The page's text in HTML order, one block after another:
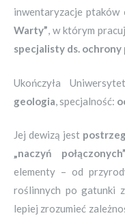
inwentaryzacje ptaków
Warty”, w którym
specjalisty ds.
Ukończyła
geologia , specjalność:
Jej dewizą jest
„naczyń połączonych”
elementy – od
roślinnych po gatunki
lepiej zrozumieć